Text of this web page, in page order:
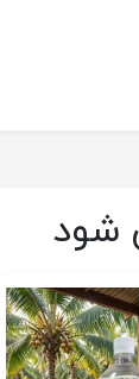
شود